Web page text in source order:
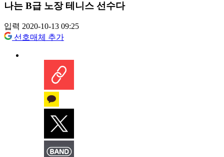
나는 B급 노장 테니스 선수다
입력 2020-10-13 09:25
선호매체 추가